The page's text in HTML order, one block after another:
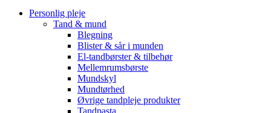
Personlig pleje
Tand & mund
Blegning
Blister & sår i munden
El-tandbørster & tilbehør
Mellemrumsbørste
Mundskyl
Mundtørhed
Øvrige tandpleje produkter